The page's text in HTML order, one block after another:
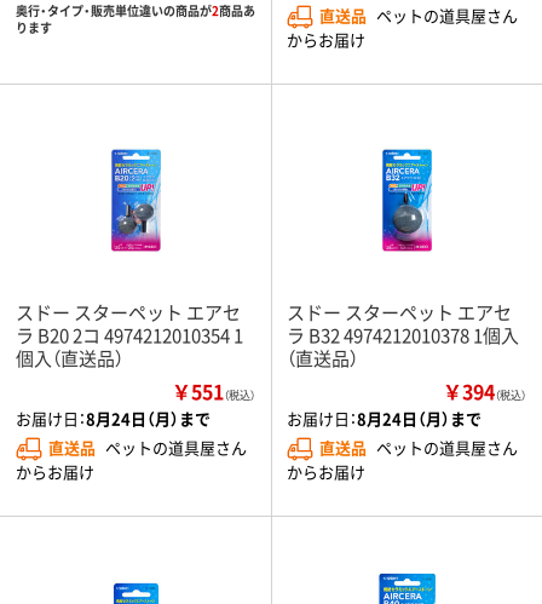
奥行・タイプ・販売単位違いの商品が2商品あ
ります
直送品 ペットの道具屋さん
からお届け
スドー スターペット エアセ
ラ B20 2コ 4974212010354 1
個入（直送品）
￥551（税込）
お届け日：8月24日（月）まで
直送品 ペットの道具屋さん
からお届け
スドー スターペット エアセ
ラ B32 4974212010378 1個入
（直送品）
￥394（税込）
お届け日：8月24日（月）まで
直送品 ペットの道具屋さん
からお届け